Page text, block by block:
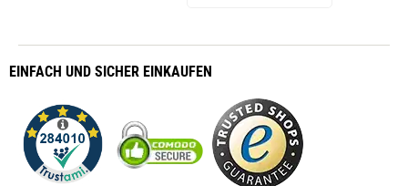
EINFACH UND SICHER EINKAUFEN